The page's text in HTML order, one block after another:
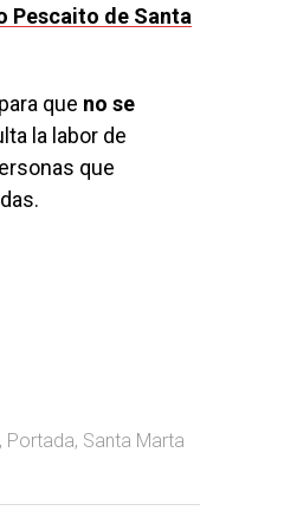
Pescaito de Santa
que no se
la labor de
que
, Portada, Santa Marta